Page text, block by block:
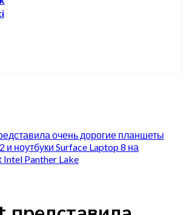
очень дорогие планшеты
и ноутбуки Surface Laptop 8 на
Intel Panther Lake